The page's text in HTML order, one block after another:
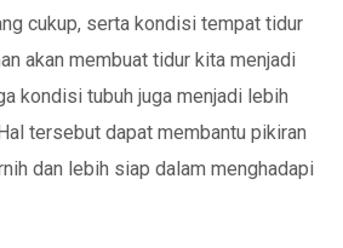
cukup, serta kondisi tempat tidur
akan membuat tidur kita menjadi
kondisi tubuh juga menjadi lebih
tersebut dapat membantu pikiran
dan lebih siap dalam menghadapi